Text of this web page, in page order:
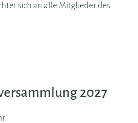
sich an alle Mitglieder des
2027